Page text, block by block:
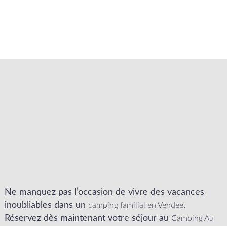
Ne manquez pas l’occasion de vivre des vacances
inoubliables dans un camping familial en Vendée.
Réservez dès maintenant votre séjour au Camping Au